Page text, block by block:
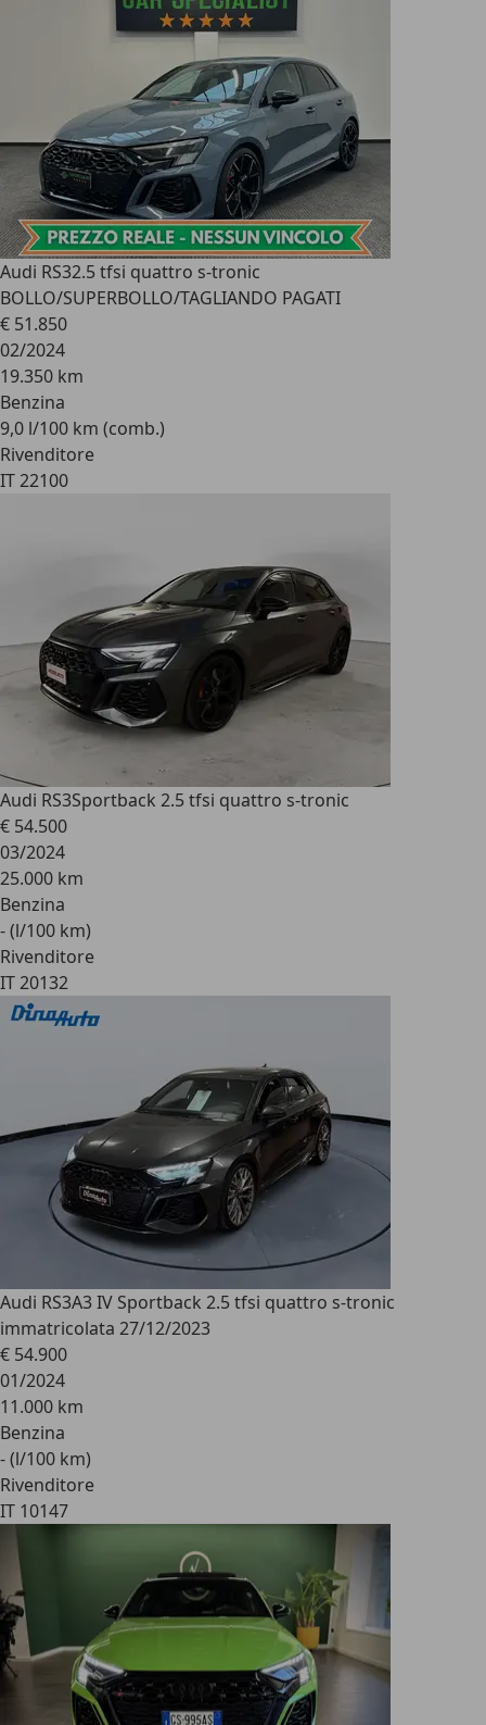
Audi RS32.5 tfsi quattro s-tronic
BOLLO/SUPERBOLLO/TAGLIANDO PAGATI
€ 51.850
02/2024
19.350 km
Benzina
9,0 l/100 km (comb.)
Rivenditore
IT 22100
Audi RS3Sportback 2.5 tfsi quattro s-tronic
€ 54.500
03/2024
25.000 km
Benzina
- (l/100 km)
Rivenditore
IT 20132
Audi RS3A3 IV Sportback 2.5 tfsi quattro s-tronic
immatricolata 27/12/2023
€ 54.900
01/2024
11.000 km
Benzina
- (l/100 km)
Rivenditore
IT 10147